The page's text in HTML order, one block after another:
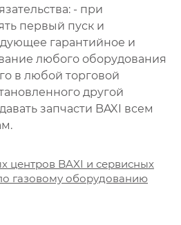
- при
первый пуск и
гарантийное и
любого оборудования
в любой торговой
другой
запчасти BAXI всем
центров BAXI и сервисных
газовому оборудованию